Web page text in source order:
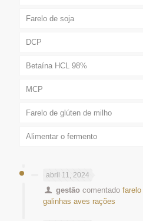
Farelo de soja
DCP
Betaína HCL 98%
MCP
Farelo de glúten de milho
Alimentar o fermento
abril 11, 2024
gestão comentado
galinhas aves rações